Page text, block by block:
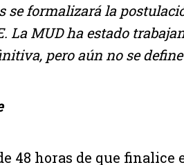
se formalizará la
La MUD ha estado
pero aún no se
48 horas de que finalice